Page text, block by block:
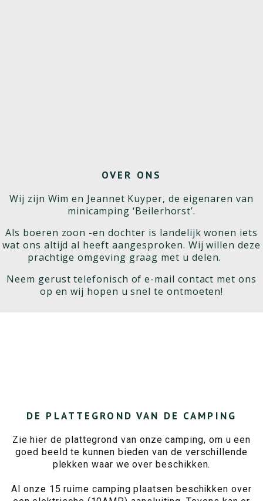
OVER ONS
Wij zijn Wim en Jeannet Kuyper, de eigenaren van
minicamping ‘Beilerhorst’.
Als boeren zoon -en dochter is landelijk wonen iets
wat ons altijd al heeft aangesproken. Wij willen deze
prachtige omgeving graag met u delen.
Neem gerust telefonisch of e-mail contact met ons
op en wij hopen u snel te ontmoeten!
DE PLATTEGROND VAN DE CAMPING
Zie hier de plattegrond van onze camping, om u een
goed beeld te kunnen bieden van de verschillende
plekken waar we over beschikken.
Al onze 15 ruime camping plaatsen beschikken over